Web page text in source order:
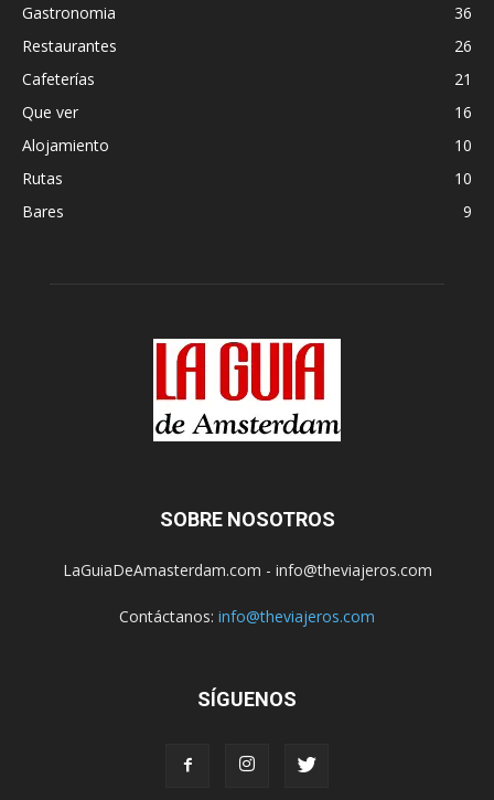
Gastronomia
36
Restaurantes
26
Cafeterías
21
Que ver
16
Alojamiento
10
Rutas
10
Bares
9
SOBRE NOSOTROS
LaGuiaDeAmasterdam.com - info@theviajeros.com
Contáctanos: info@theviajeros.com
SÍGUENOS